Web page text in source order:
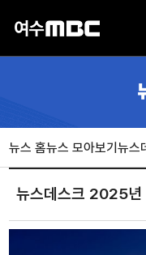
뉴스 홈뉴스 모아보기뉴스
뉴스데스크 2025